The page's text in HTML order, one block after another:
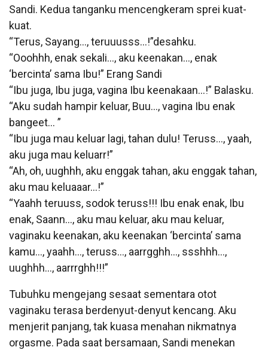
Sandi. Kedua tanganku mencengkeram sprei kuat-
kuat.
“Terus, Sayang…, teruuusss…!”desahku.
“Ooohhh, enak sekali…, aku keenakan…, enak
‘bercinta’ sama Ibu!” Erang Sandi
“Ibu juga, Ibu juga, vagina Ibu keenakaan…!” Balasku.
“Aku sudah hampir keluar, Buu…, vagina Ibu enak
bangeet… ”
“Ibu juga mau keluar lagi, tahan dulu! Teruss…, yaah,
aku juga mau keluarr!”
“Ah, oh, uughhh, aku enggak tahan, aku enggak tahan,
aku mau keluaaar…!”
“Yaahh teruuss, sodok teruss!!! Ibu enak enak, Ibu
enak, Saann…, aku mau keluar, aku mau keluar,
vaginaku keenakan, aku keenakan ‘bercinta’ sama
kamu…, yaahh…, teruss…, aarrgghh…, ssshhh…,
uughhh…, aarrrghh!!!”
Tubuhku mengejang sesaat sementara otot
vaginaku terasa berdenyut-denyut kencang. Aku
menjerit panjang, tak kuasa menahan nikmatnya
orgasme. Pada saat bersamaan, Sandi menekan